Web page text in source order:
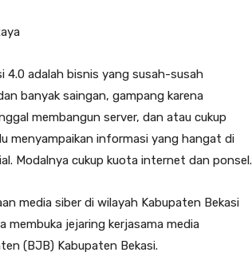
4.0 adalah bisnis yang susah-susah
banyak saingan, gampang karena
membangun server, dan atau cukup
menyampaikan informasi yang hangat di
Modalnya cukup kuota internet dan ponsel.
media siber di wilayah Kabupaten Bekasi
membuka jejaring kerjasama media
(BJB) Kabupaten Bekasi.